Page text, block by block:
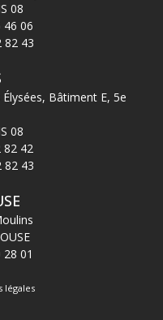
08
46 06
82 43
Bâtiment E, 5e
08
82 42
82 43
01
légales